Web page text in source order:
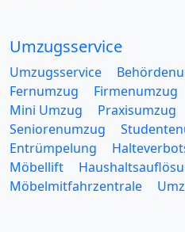
Umzugsservice
Umzugsservice
Fernumzug
Firmenumzug
Mini Umzug
Praxisumzug
Seniorenumzug
Entrümpelung
Möbellift
Möbelmitfahrzentrale